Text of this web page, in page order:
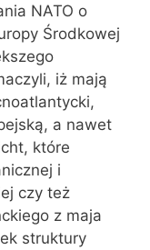
NATO o
Środkowej
iż mają
a nawet
które
i
czy też
z maja
struktury